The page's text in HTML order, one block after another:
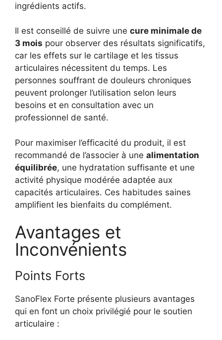
ingrédients actifs.
Il est conseillé de suivre une cure minimale de
3 mois pour observer des résultats significatifs,
car les effets sur le cartilage et les tissus
articulaires nécessitent du temps. Les
personnes souffrant de douleurs chroniques
peuvent prolonger l’utilisation selon leurs
besoins et en consultation avec un
professionnel de santé.
Pour maximiser l’efficacité du produit, il est
recommandé de l’associer à une alimentation
équilibrée, une hydratation suffisante et une
activité physique modérée adaptée aux
capacités articulaires. Ces habitudes saines
amplifient les bienfaits du complément.
Avantages et
Inconvénients
Points Forts
SanoFlex Forte présente plusieurs avantages
qui en font un choix privilégié pour le soutien
articulaire :